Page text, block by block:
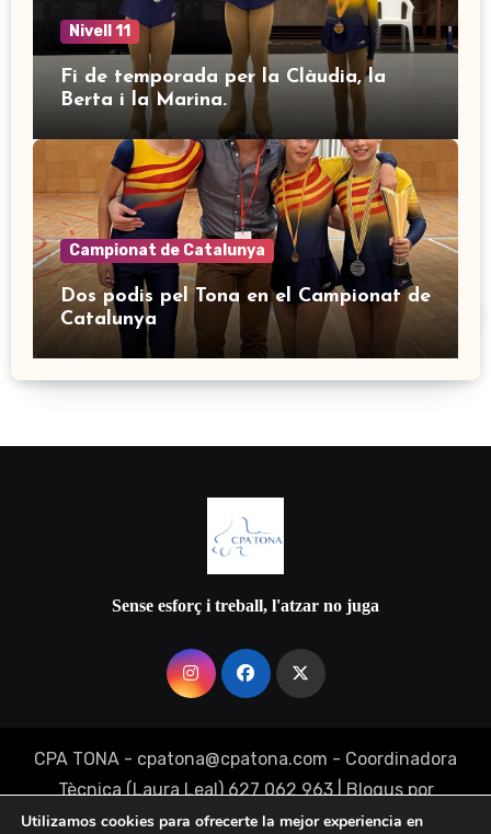
Nivell 11
Fi de temporada per la Clàudia, la
Berta i la Marina.
Campionat de Catalunya
Dos podis pel Tona en el Campionat de
Catalunya
Sense esforç i treball, l'atzar no juga
CPA TONA - cpatona@cpatona.com - Coordinadora
Tècnica (Laura Leal) 627 062 963|Bloguspor
Themeansar.
Utilizamos cookies para ofrecerte la mejor experiencia en